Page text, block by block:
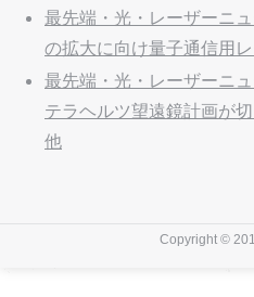
最先端・光・レーザーニ
の拡大に向け量子通信用
最先端・光・レーザーニ
テラヘルツ望遠鏡計画が
他
Copyright ©